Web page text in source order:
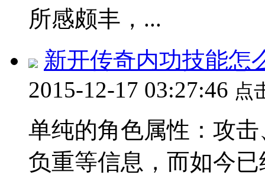
所感颇丰，...
新开传奇内功技能怎
2015-12-17 03:27:46 点
单纯的角色属性：攻
负重等信息，而如今